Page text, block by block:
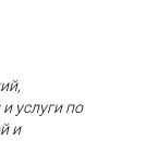
услуги по
и